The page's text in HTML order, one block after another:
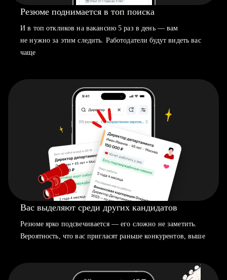
Резюме поднимается в топ поиска
И в топ откликов на вакансию 5 раз в день — вам
не нужно за этим следить. Работодатели будут видеть вас
чаще
Вас выделяют среди других кандидатов
Резюме ярко подсвечивается — его сложно не заметить.
Вероятность, что вас пригласят раньше конкурентов, выше